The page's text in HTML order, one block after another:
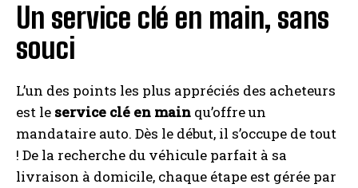
Un service clé en main, sans
souci
L’un des points les plus appréciés des acheteurs
est le service clé en main qu’offre un
mandataire auto. Dès le début, il s’occupe de tout
! De la recherche du véhicule parfait à sa
livraison à domicile, chaque étape est gérée par